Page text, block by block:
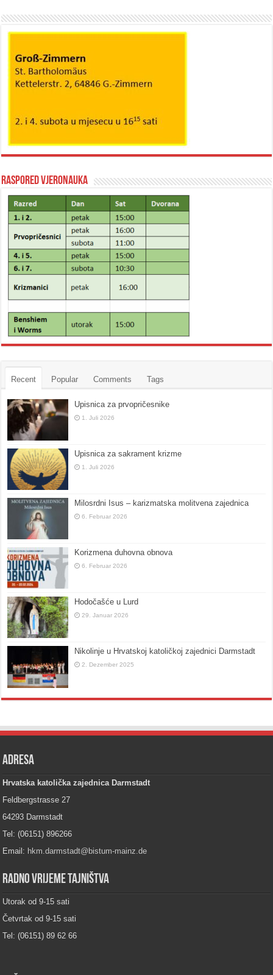
Raspored vjeronauka
Recent Popular Comments Tags
Upisnica za prvopričesnike
1. Juli 2026
Upisnica za sakrament krizme
1. Juli 2026
Milosrdni Isus – karizmatska molitvena zajednica
6. Februar 2026
Korizmena duhovna obnova
6. Februar 2026
Hodočašće u Lurd
29. Januar 2026
Nikolinje u Hrvatskoj katoličkoj zajednici Darmstadt
2. Dezember 2025
Adresa
Hrvatska katolička zajednica Darmstadt
Feldbergstrasse 27
64293 Darmstadt
Tel: (06151) 896266
Email: hkm.darmstadt@bistum-mainz.de
Radno vrijeme tajništva
Utorak od 9-15 sati
Četvrtak od 9-15 sati
Tel: (06151) 89 62 66